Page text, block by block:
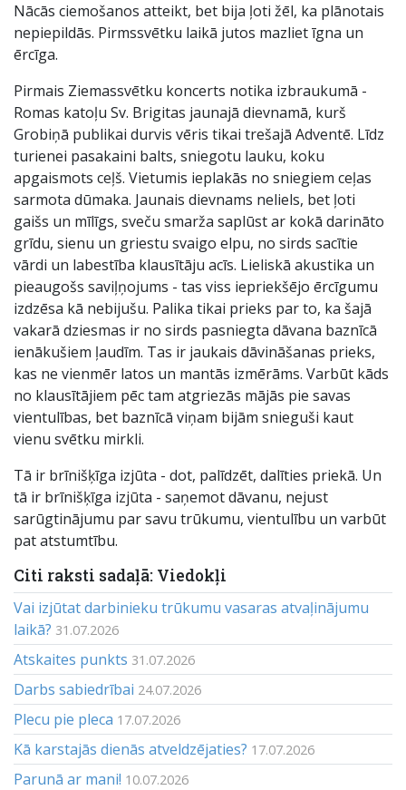
Nācās ciemošanos atteikt, bet bija ļoti žēl, ka plānotais
nepiepildās. Pirmssvētku laikā jutos mazliet īgna un
ērcīga.
Pirmais Ziemassvētku koncerts notika izbraukumā -
Romas katoļu Sv. Brigitas jaunajā dievnamā, kurš
Grobiņā publikai durvis vēris tikai trešajā Adventē. Līdz
turienei pasakaini balts, sniegotu lauku, koku
apgaismots ceļš. Vietumis ieplakās no sniegiem ceļas
sarmota dūmaka. Jaunais dievnams neliels, bet ļoti
gaišs un mīlīgs, sveču smarža saplūst ar kokā darināto
grīdu, sienu un griestu svaigo elpu, no sirds sacītie
vārdi un labestība klausītāju acīs. Lieliskā akustika un
pieaugošs saviļņojums - tas viss iepriekšējo ērcīgumu
izdzēsa kā nebijušu. Palika tikai prieks par to, ka šajā
vakarā dziesmas ir no sirds pasniegta dāvana baznīcā
ienākušiem ļaudīm. Tas ir jaukais dāvināšanas prieks,
kas ne vienmēr latos un mantās izmērāms. Varbūt kāds
no klausītājiem pēc tam atgriezās mājās pie savas
vientulības, bet baznīcā viņam bijām snieguši kaut
vienu svētku mirkli.
Tā ir brīnišķīga izjūta - dot, palīdzēt, dalīties priekā. Un
tā ir brīnišķīga izjūta - saņemot dāvanu, nejust
sarūgtinājumu par savu trūkumu, vientulību un varbūt
pat atstumtību.
Citi raksti sadaļā: Viedokļi
Vai izjūtat darbinieku trūkumu vasaras atvaļinājumu
laikā? 31.07.2026
Atskaites punkts 31.07.2026
Darbs sabiedrībai 24.07.2026
Plecu pie pleca 17.07.2026
Kā karstajās dienās atveldzējaties? 17.07.2026
Parunā ar mani! 10.07.2026